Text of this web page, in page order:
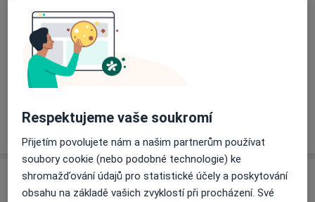
Co mám v takové situaci udělat?
Způsoby platby (soukromé návštěvy)
Na teto adrese lékař přijímá pacienty na pojišťovnu
Detaily
Více
Názory
Respektujeme vaše soukromí
Přijetím povolujete nám a našim partnerům používat
soubory cookie (nebo podobné technologie) ke
shromažďování údajů pro statistické účely a poskytování
obsahu na základě vašich zvyklostí při procházení. Své